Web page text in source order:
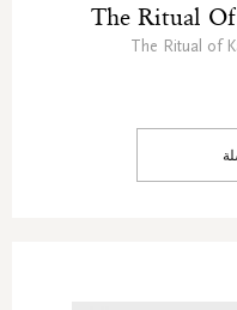
The Ritual
The Ritual of